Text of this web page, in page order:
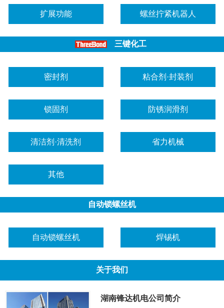
扩展功能 螺丝拧紧机器人
三键化工
密封剂 粘合剂·封装剂
锁固剂 防锈润滑剂
清洁剂·清洗剂 省力机械
其他
自动锁螺丝机
自动锁螺丝机 焊锡机
关于我们
湖南锋达机电公司简介